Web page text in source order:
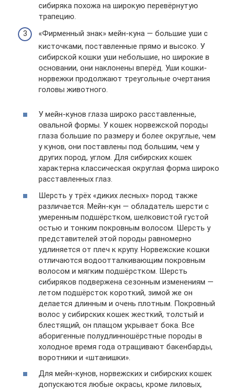
сибиряка похожа на широкую перевёрнутую
трапецию.
«Фирменный знак» мейн-куна — большие уши с
кисточками, поставленные прямо и высоко. У
сибирской кошки уши небольшие, но широкие в
основании, они наклонены вперёд. Уши кошки-
норвежки продолжают треугольные очертания
головы животного.
У мейн-кунов глаза широко расставленные,
овальной формы. У кошек норвежской породы
глаза большие по размеру и более округлые, чем
у кунов, они поставлены под большим, чем у
других пород, углом. Для сибирских кошек
характерна классическая округлая форма широко
расставленных глаз.
Шерсть у трёх «диких лесных» пород также
различается. Мейн-кун — обладатель шерсти с
умеренным подшёрстком, шелковистой густой
остью и тонким покровным волосом. Шерсть у
представителей этой породы равномерно
удлиняется от плеч к крупу. Норвежские кошки
отличаются водоотталкивающим покровным
волосом и мягким подшёрстком. Шерсть
сибиряков подвержена сезонным изменениям —
летом подшёрсток короткий, зимой же он
делается длинным и очень плотным. Покровный
волос у сибирских кошек жесткий, толстый и
блестящий, он плащом укрывает бока. Все
аборигенные полудлинношёрстные породы в
холодное время года отращивают бакенбарды,
воротники и «штанишки».
Для мейн-кунов, норвежских и сибирских кошек
допускаются любые окрасы, кроме лиловых,